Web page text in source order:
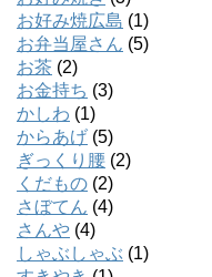
お好み焼広島 (1)
お弁当屋さん (5)
お茶 (2)
お金持ち (3)
かしわ (1)
からあげ (5)
ぎっくり腰 (2)
くだもの (2)
さぼてん (4)
さんや (4)
しゃぶしゃぶ (1)